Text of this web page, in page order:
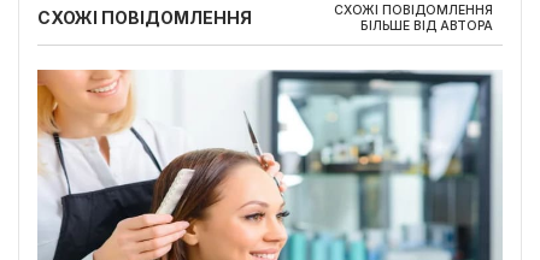
СХОЖІ ПОВІДОМЛЕННЯ
СХОЖІ ПОВІДОМЛЕННЯ
БІЛЬШЕ ВІД АВТОРА